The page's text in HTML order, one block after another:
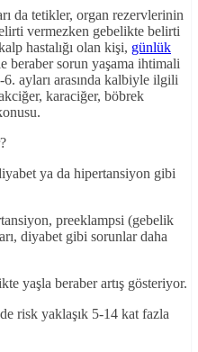
da tetikler, organ rezervlerinin
vermezken gebelikte belirti
hastalığı olan kişi, günlük
beraber sorun yaşama ihtimali
ayları arasında kalbiyle ilgili
karaciğer, böbrek
ya da hipertansiyon gibi
preeklampsi (gebelik
diyabet gibi sorunlar daha
yaşla beraber artış gösteriyor.
risk yaklaşık 5-14 kat fazla